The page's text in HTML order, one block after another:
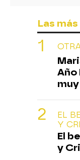
Las
Año
EL
Y
El
y